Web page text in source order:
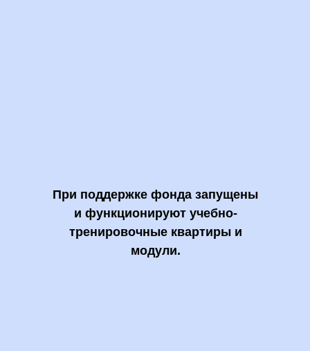
При поддержке фонда запущены
и функционируют учебно-
тренировочные квартиры и
модули.